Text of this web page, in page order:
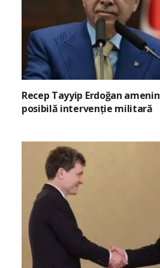
Recep Tayyip Erdoğan
posibilă intervenție militară